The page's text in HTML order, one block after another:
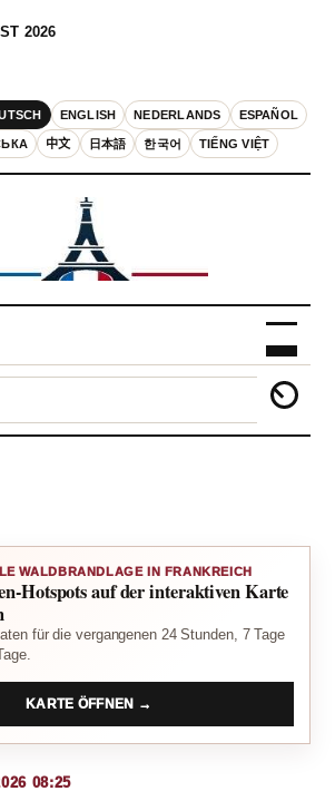
2026
ENGLISH NEDERLANDS ESPAÑOL
中文 日本語 한국어 TIẾNG VIỆT
WALDBRANDLAGE IN FRANKREICH
Hotspots auf der interaktiven Karte
für die vergangenen 24 Stunden, 7 Tage
KARTE ÖFFNEN →
08:25